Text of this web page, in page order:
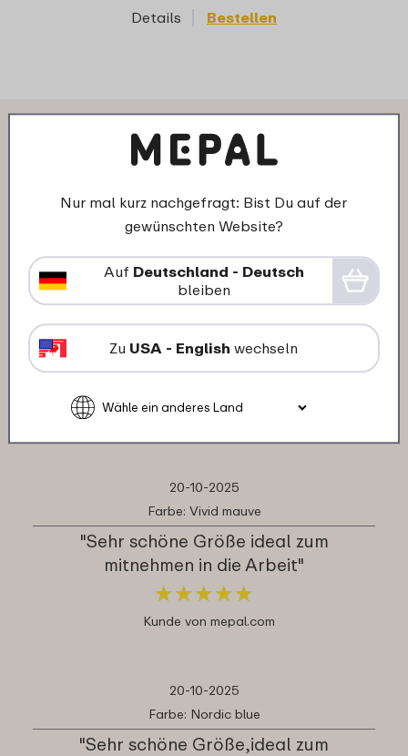
Details Bestellen
Das sagen andere Kunden über
basic bento lunchbowl mepal
vita:
01-12-2025
Farbe: Vivid blue
"Ist schon die 3. Bowl,die ich
verschenke,sehr stabil und schön"
20-10-2025
Farbe: Vivid mauve
"Sehr schöne Größe ideal zum
mitnehmen in die Arbeit"
★★★★★
★★★★★
Kunde von mepal.com
20-10-2025
Farbe: Nordic blue
"Sehr schöne Größe,ideal zum
Nur mal kurz nachgefragt: Bist Du auf der
gewünschten Website?
Auf Deutschland - Deutsch
bleiben
Zu USA - English wechseln